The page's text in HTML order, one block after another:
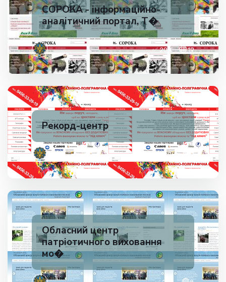
СОРОКА - інформаційно-
аналітичний портал, Т�
✅ 200 19
Рекорд-центр
✅ 200 1
Обласний центр
патріотичного виховання
мо�